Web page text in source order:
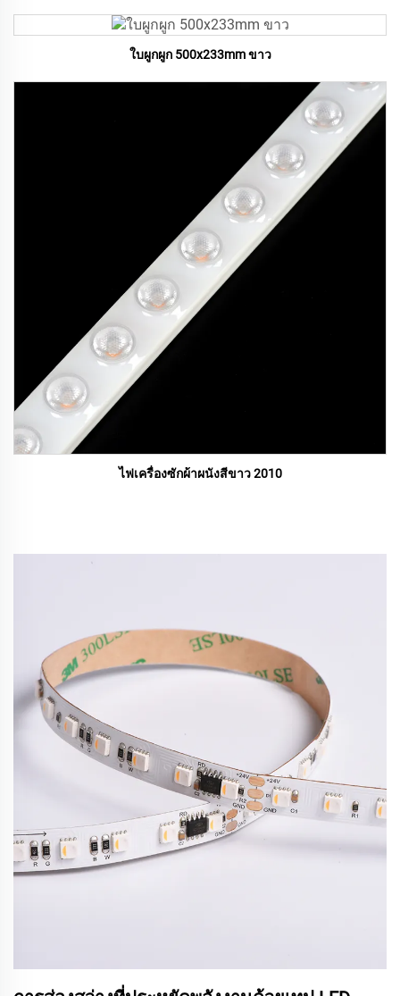
ใบผูกผูก 500x233mm ขาว
ไฟเครื่องซักผ้าผนังสีขาว 2010